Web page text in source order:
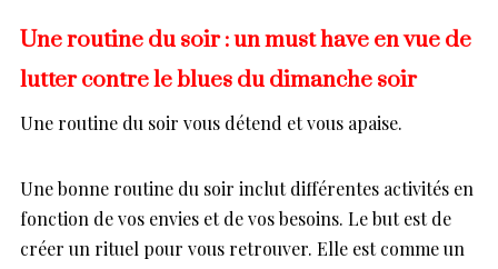
Une routine du soir : un must have en vue de
lutter contre le blues du dimanche soir
Une routine du soir vous détend et vous apaise.
Une bonne routine du soir inclut différentes activités en
fonction de vos envies et de vos besoins. Le but est de
créer un rituel pour vous retrouver. Elle est comme un